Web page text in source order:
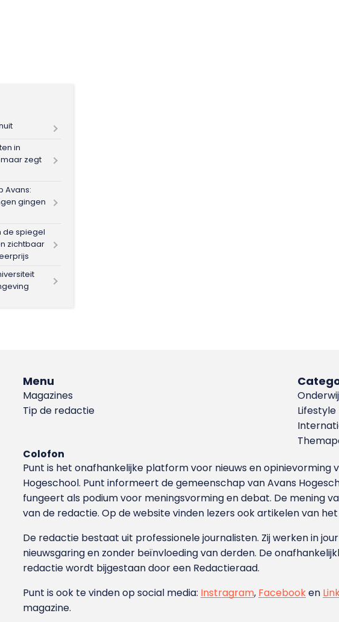
in
zegt
Avans:
gingen
de spiegel
zichtbaar
Menu
Magazines
Tip de redactie
Lifestyle
Colofon
Punt is het onafhankelijke platform voor nieuws en
Hoge­school. Punt informeert de gemeenschap van Avans
fungeert als podium voor meningsvorming en debat. De mening
van de redactie. Op de website vinden lezers ook artikelen van
De redactie bestaat uit professionele journalisten. Zij werken in
nieuwsgaring en zonder beïnvloeding van derden. De
redactie wordt bijgestaan door een Redactieraad.
Punt is ook te vinden op social media: Instragram, Facebooken
magazine.